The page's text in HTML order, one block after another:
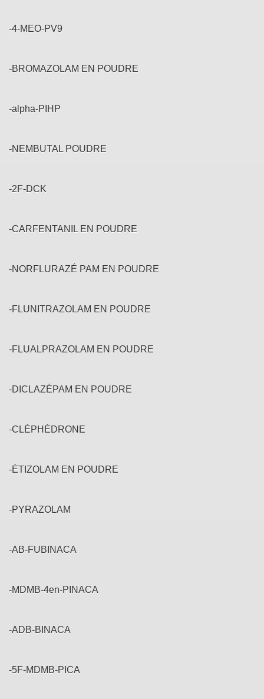
-4-MEO-PV9
-BROMAZOLAM EN POUDRE
-alpha-PIHP
-NEMBUTAL POUDRE
-2F-DCK
-CARFENTANIL EN POUDRE
-NORFLURAZÉ PAM EN POUDRE
-FLUNITRAZOLAM EN POUDRE
-FLUALPRAZOLAM EN POUDRE
-DICLAZÉPAM EN POUDRE
-CLÉPHÉDRONE
-ÉTIZOLAM EN POUDRE
-PYRAZOLAM
-AB-FUBINACA
-MDMB-4en-PINACA
-ADB-BINACA
-5F-MDMB-PICA